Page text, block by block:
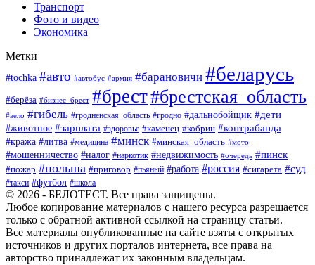
Транспорт
Фото и видео
Экономика
Метки
#tochka #авто #автобус #армия #барановичи #беларусь
#берёза #бизнес_брест #брест#брестская_область
#вело #гибель #гродненская_область #гродно #дальнобойщик #дети
#животное #зарплата #здоровье #каменец #кобрин #контрабанда
#кража #литва #медицина #минск #минская_область #мото
#мошенничество #налог #наркотик #недвижимость #очередь #пинск
#пожар #польша #приговор #пьяный #работа #россия #сигарета #суд
#такси #футбол #школа
© 2026 - БЕЛОТЕСТ. Все права защищены.
Любое копирование материалов с нашего ресурса разрешается
только с обратной активной ссылкой на страницу статьи.
Все материалы опубликованные на сайте взяты с открытых
источников и других порталов интернета, все права на
авторство принадлежат их законным владельцам.